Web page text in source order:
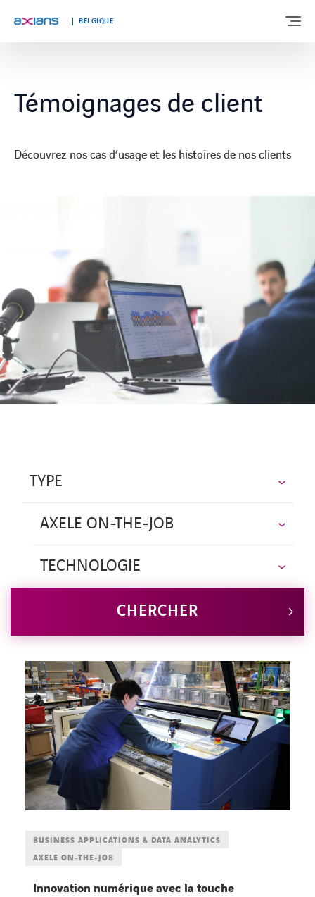
BELGIQUE
À PROPOS DE NOUS
ACTUALITÉS
TRAVAILLER CHEZ AXIANS
CONTACT
Témoignages de client
Découvrez nos cas d’usage et les histoires de nos clients
TYPE
AXELE ON-THE-JOB
TECHNOLOGIE
CHERCHER
BUSINESS APPLICATIONS & DATA ANALYTICS
AXELE ON-THE-JOB
Innovation numérique avec la touche